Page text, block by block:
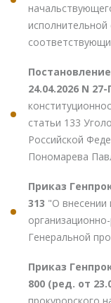
24.04.2026 N 27-
статьи 133
Российской
Пономарева
Приказ
313 "О внесении
Генеральной
Приказ
800 (ред. от